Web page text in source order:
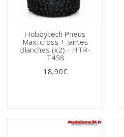
Hobbytech Pneus
Maxi cross + Jantes
Blanches (x2) - HTR-
T458
18,90€